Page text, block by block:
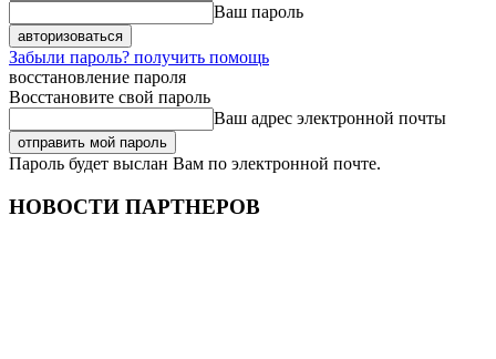
Ваш пароль
Забыли пароль? получить помощь
восстановление пароля
Восстановите свой пароль
Ваш адрес электронной почты
Пароль будет выслан Вам по электронной почте.
НОВОСТИ ПАРТНЕРОВ